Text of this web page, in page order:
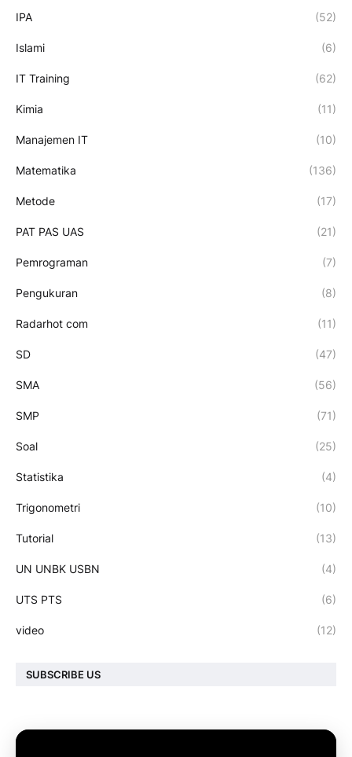
IPA (52)
Islami (6)
IT Training (62)
Kimia (11)
Manajemen IT (10)
Matematika (136)
Metode (17)
PAT PAS UAS (21)
Pemrograman (7)
Pengukuran (8)
Radarhot com (11)
SD (47)
SMA (56)
SMP (71)
Soal (25)
Statistika (4)
Trigonometri (10)
Tutorial (13)
UN UNBK USBN (4)
UTS PTS (6)
video (12)
SUBSCRIBE US